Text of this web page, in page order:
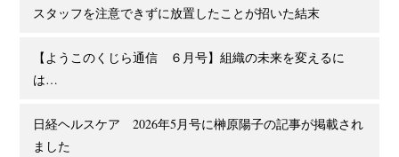
スタッフを注意できずに放置したことが招いた結末
【ようこのくじら通信 ６月号】組織の未来を変えるに
は…
日経ヘルスケア 2026年5月号に榊原陽子の記事が掲載され
ました